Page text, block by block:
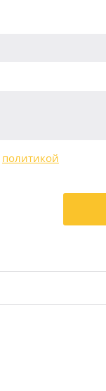
политикой